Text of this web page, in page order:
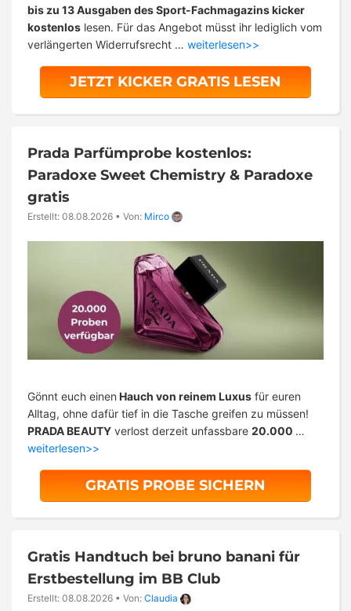
bis zu 13 Ausgaben des Sport-Fachmagazins kicker
kostenlos lesen. Für das Angebot müsst ihr lediglich vom
verlängerten Widerrufsrecht … weiterlesen>>
JETZT KICKER GRATIS LESEN
Prada Parfümprobe kostenlos:
Paradoxe Sweet Chemistry & Paradoxe
gratis
Erstellt: 08.08.2026 • Von: Mirco
Gönnt euch einen Hauch von reinem Luxus für euren
Alltag, ohne dafür tief in die Tasche greifen zu müssen!
PRADA BEAUTY verlost derzeit unfassbare 20.000 …
weiterlesen>>
GRATIS PROBE SICHERN
Gratis Handtuch bei bruno banani für
Erstbestellung im BB Club
Erstellt: 08.08.2026 • Von: Claudia